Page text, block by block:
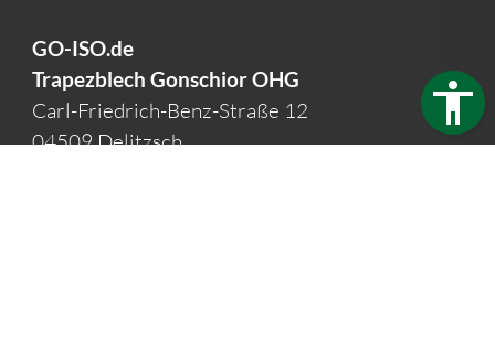
GO-ISO.de
Trapezblech Gonschior OHG
Carl-Friedrich-Benz-Straße 12
04509 Delitzsch